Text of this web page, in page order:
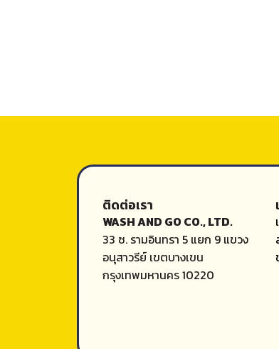
ติดต่อเรา
WASH AND GO CO., LTD.
33 ซ. รามอินทรา 5 แยก 9 แขวง
อนุสาวรีย์ เขตบางเขน
กรุงเทพมหานคร 10220